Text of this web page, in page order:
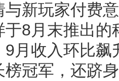
新玩家付费
8月末推出
月收入环比
榜冠军，还跻